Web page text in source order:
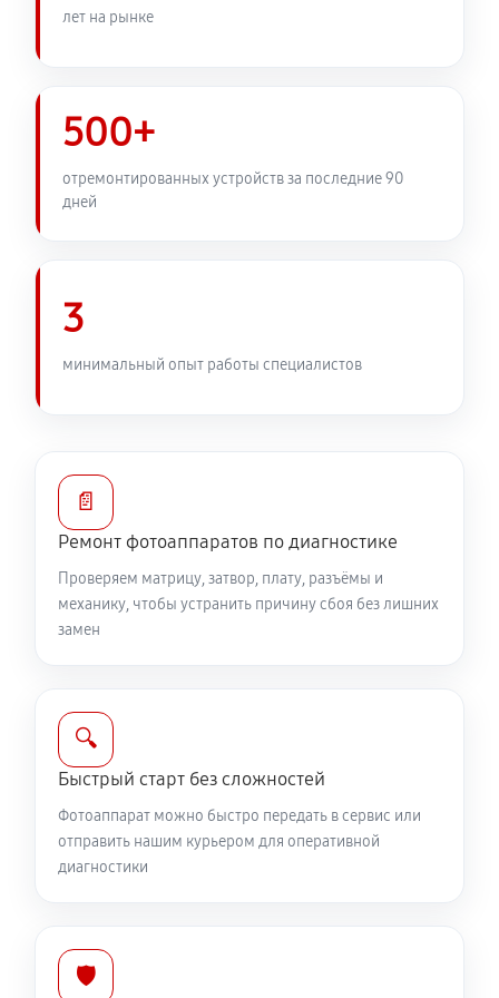
2570 руб
Замена задней панели
Замена диска управления
Юстировка фотоаппарата Canon 60D (EOS)
Комплексная чистка фотоаппарата Canon 60D
Программный ремонт фотоаппарата Canon 60D
(EOS)
лет на рынке
500+
отремонтированных устройств за последние 90
дней
3
минимальный опыт работы специалистов
📄
Ремонт фотоаппаратов по диагностике
Проверяем матрицу, затвор, плату, разъёмы и
механику, чтобы устранить причину сбоя без лишних
замен
🔍
Быстрый старт без сложностей
Фотоаппарат можно быстро передать в сервис или
отправить нашим курьером для оперативной
диагностики
🛡️